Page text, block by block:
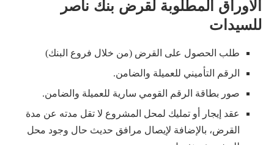
الأوراق المطلوبة لقرض بنك ناصر
للسيدات
طلب الحصول على القرض (من خلال فروع البنك)
الرقم التأميني للعميلة والضامن.
صور بطاقة الرقم القومي سارية للعميلة والضامن.
عقد إيجار أو تمليك لمحل المشروع لا تقل مدته عن مدة
القرض، بالإضافة لإيصال مرافق حديث حال وجود محل